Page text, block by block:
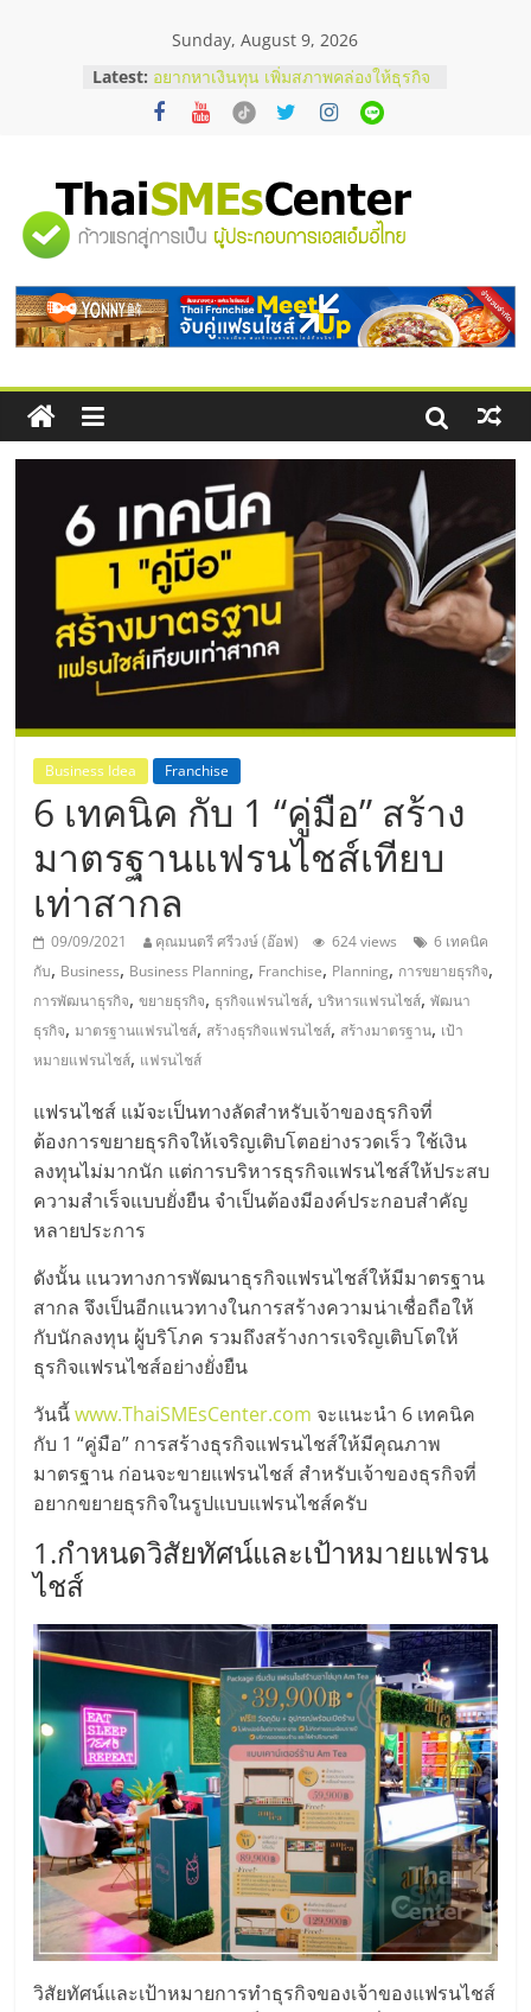
Sunday, August 9, 2026
Latest: บริษัท Cybersecurity ในไทยที่ไหนดี?
วิธีเลือกผู้ให้บริการให้คุ้มค่าและตอบ
โจทย์ธุรกิจ
สัมมนาออนไลน์ โอกาสบริหารสถานี
บริการน้ำมัน Shell
สัมมนาลงทุน แฟรนไชส์ยอนนี่
ไชส์ ครั้งที่ 8
ร้านเครื่องเสียงคุณภาพสูง พร้อม
โซลูชันระบบภาพและเสียง
"ศูนย์
รวม
ข้อมูล
ธุรกิจ
SME
แห่ง
ประเทศไทย,
ThaiSMEsCenter,
รวม
ธุรกิจ
เอ
ส
เอ็
มอี
ไทย,
SMEs,
แฟ
รน
ไชส์,
ที่
ปรึกษา
แฟ
รน
ไชส์,
รวม
แฟ
รน
Business Idea Franchise
6 เทคนิค กับ 1 “คู่มือ” สร้าง
มาตรฐานแฟรนไชส์เทียบ
เท่าสากล
09/09/2021 คุณมนตรี ศรีวงษ์ (อ๊อฟ) 624 views
6 เทคนิค
กับ, Business, Business Planning, Franchise, Planning, การขยายธุรกิจ,
การพัฒนาธุรกิจ,ขยายธุรกิจ, ธุรกิจแฟรนไชส์,บริหารแฟรนไชส์,พัฒนา
ธุรกิจ,มาตรฐานแฟรนไชส์, สร้างธุรกิจแฟรนไชส์, สร้างมาตรฐาน, เป้า
หมายแฟรนไชส์, แฟรนไชส์
แฟรนไชส์ แม้จะเป็นทางลัดสำหรับเจ้าของธุรกิจที่
ต้องการขยายธุรกิจให้เจริญเติบโตอย่างรวดเร็ว ใช้เงิน
ลงทุนไม่มากนัก แต่การบริหารธุรกิจแฟรนไชส์ให้ประสบ
ความสำเร็จแบบยั่งยืน จำเป็นต้องมีองค์ประกอบสำคัญ
หลายประการ
ดังนั้น แนวทางการพัฒนาธุรกิจแฟรนไชส์ให้มีมาตรฐาน
สากล จึงเป็นอีกแนวทางในการสร้างความน่าเชื่อถือให้
กับนักลงทุน ผู้บริโภค รวมถึงสร้างการเจริญเติบโตให้
ธุรกิจแฟรนไชส์อย่างยั่งยืน
วันนี้www.ThaiSMEsCenter.com จะแนะนำ 6 เทคนิค
กับ 1 “คู่มือ” การสร้างธุรกิจแฟรนไชส์ให้มีคุณภาพ
มาตรฐาน ก่อนจะขายแฟรนไชส์ สำหรับเจ้าของธุรกิจที่
อยากขยายธุรกิจในรูปแบบแฟรนไชส์ครับ
1.กำหนดวิสัยทัศน์และเป้าหมายแฟรน
ไชส์
วิสัยทัศน์และเป้าหมายการทำธุรกิจของเจ้าของแฟรนไชส์